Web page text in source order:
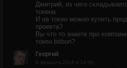
Дмитрий, из чего
токена
И на токен можно купить
проекта?
Вы что то знаете про
токен bitbon?
Георгий
8 февраля 2018 в 19:56